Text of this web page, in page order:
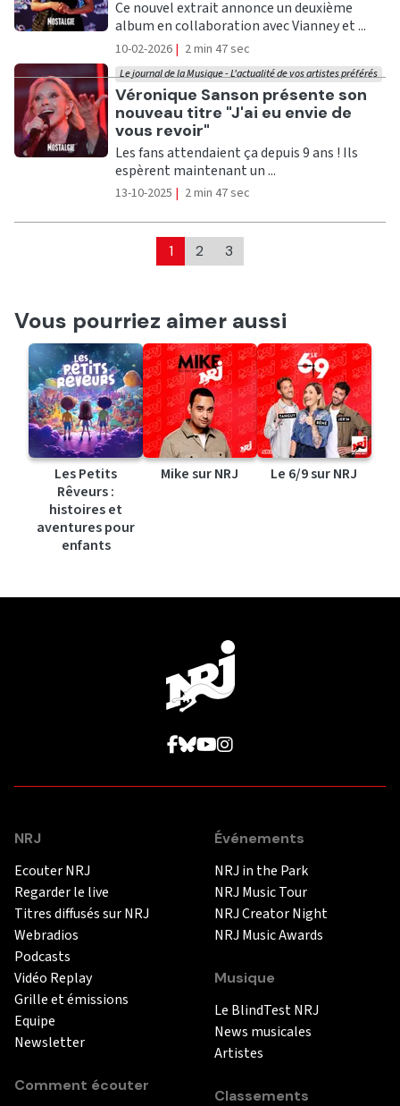
Ce nouvel extrait annonce un deuxième
album en collaboration avec Vianney et ...
10-02-2026 | 2 min 47 sec
Ecouter
Véronique Sanson présente son
nouveau titre "J'ai eu envie de
vous revoir"
Le journal de la Musique - L'actualité de vos artistes préférés
Les fans attendaient ça depuis 9 ans ! Ils
espèrent maintenant un ...
13-10-2025 | 2 min 47 sec
1 2 3
Vous pourriez aimer aussi
Les Petits
Rêveurs :
histoires et
aventures pour
enfants
Mike sur NRJ Le 6/9 sur NRJ
NRJ
Ecouter NRJ
Regarder le live
Titres diffusés sur NRJ
Webradios
Podcasts
Vidéo Replay
Grille et émissions
Equipe
Newsletter
Comment écouter
Événements
NRJ in the Park
NRJ Music Tour
NRJ Creator Night
NRJ Music Awards
Musique
Le BlindTest NRJ
News musicales
Artistes
Classements